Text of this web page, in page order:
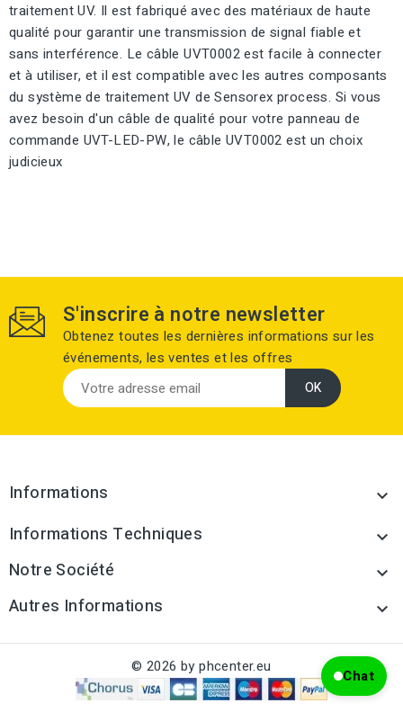
traitement UV. Il est fabriqué avec des matériaux de haute
qualité pour garantir une transmission de signal fiable et
sans interférence. Le câble UVT0002 est facile à connecter
et à utiliser, et il est compatible avec les autres composants
du système de traitement UV de Sensorex process. Si vous
avez besoin d'un câble de qualité pour votre panneau de
commande UVT-LED-PW, le câble UVT0002 est un choix
judicieux
S'inscrire à notre newsletter
Obtenez toutes les dernières informations sur les
événements, les ventes et les offres
Informations 
Informations Techniques 
Notre Société 
Autres Informations 
© 2026 by phcenter.eu Chat